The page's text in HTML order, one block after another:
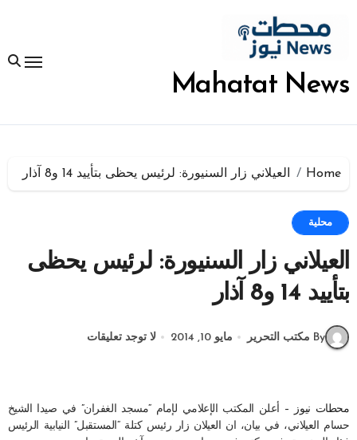
المحتوى
Mahatat News
Home العيلاني زار السنيورة: لرئيس يحظى بتأييد 14 و8 آذار
محلية
العيلاني زار السنيورة: لرئيس يحظى
بتأييد 14 و8 آذار
By مكتب التحرير مايو 10, 2014 لا توجد تعليقات
محطات نيوز – أعلن المكتب الإعلامي لإمام “مسجد الغفران” في صيدا الشيخ
حسام العيلاني، في بيان، ان العيلان زار رئيس كتلة “المستقبل” النيابية الرئيس